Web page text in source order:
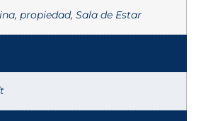
, propiedad, Sala de Estar